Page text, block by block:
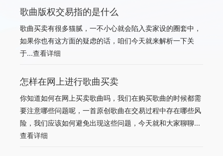
歌曲版权交易指的是什么
歌曲买卖有很多猫腻，一不小心就会陷入卖家设的圈套中，
如果你也有这方面的疑虑的话，咱们今天就来解析一下关
于...查看详细
怎样在网上进行歌曲买卖
你知道如何在网上买卖歌曲吗，我们在购买歌曲的时候都需
要注意哪些问题呢，一首原创歌曲在交易过程中存在哪些风
险，我们应该如何避免出现这些问题，今天就和大家聊聊...
查看详细